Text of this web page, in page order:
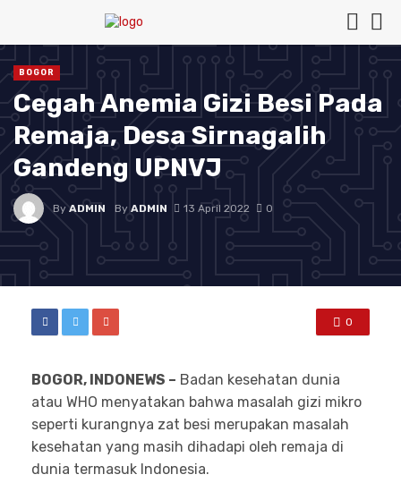
BOGOR
Cegah Anemia Gizi Besi Pada
Remaja, Desa Sirnagalih
Gandeng UPNVJ
ByADMIN ByADMIN 13 April 2022 0
0
BOGOR, INDONEWS – Badan kesehatan dunia
atau WHO menyatakan bahwa masalah gizi mikro
seperti kurangnya zat besi merupakan masalah
kesehatan yang masih dihadapi oleh remaja di
dunia termasuk Indonesia.